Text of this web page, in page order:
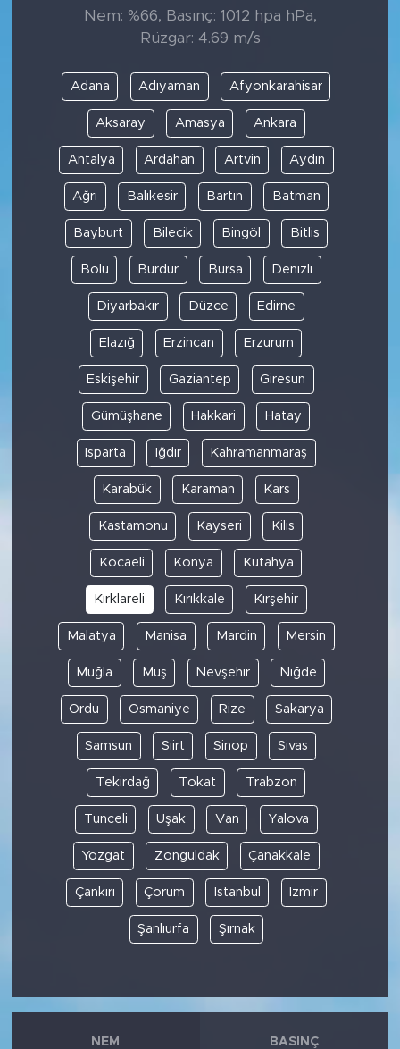
Nem: %66, Basınç: 1012 hpa hPa,
Rüzgar: 4.69 m/s
Adana Adıyaman Afyonkarahisar
Aksaray Amasya Ankara
Antalya Ardahan Artvin Aydın
Ağrı Balıkesir Bartın Batman
Bayburt Bilecik Bingöl Bitlis
Bolu Burdur Bursa Denizli
Diyarbakır Düzce Edirne
Elazığ Erzincan Erzurum
Eskişehir Gaziantep Giresun
Gümüşhane Hakkari Hatay
Isparta Iğdır Kahramanmaraş
Karabük Karaman Kars
Kastamonu Kayseri Kilis
Kocaeli Konya Kütahya
Kırklareli Kırıkkale Kırşehir
Malatya Manisa Mardin Mersin
Muğla Muş Nevşehir Niğde
Ordu Osmaniye Rize Sakarya
Samsun Siirt Sinop Sivas
Tekirdağ Tokat Trabzon
Tunceli Uşak Van Yalova
Yozgat Zonguldak Çanakkale
Çankırı Çorum İstanbul İzmir
Şanlıurfa Şırnak
NEM BASINÇ